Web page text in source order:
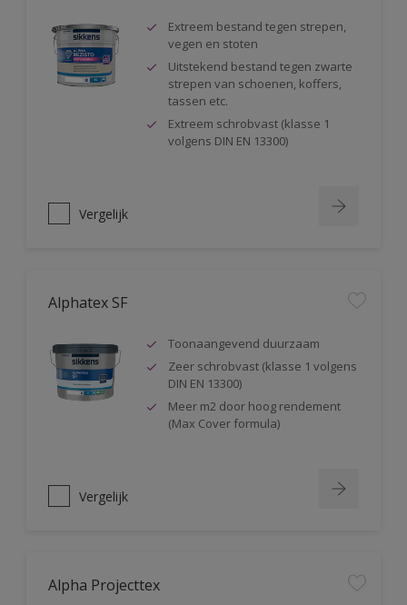
Extreem bestand tegen strepen,
vegen en stoten
Uitstekend bestand tegen zwarte
strepen van schoenen, koffers,
tassen etc.
Extreem schrobvast (klasse 1
volgens DIN EN 13300)
Vergelijk
Alphatex SF
Toonaangevend duurzaam
Zeer schrobvast (klasse 1 volgens
DIN EN 13300)
Meer m2 door hoog rendement
(Max Cover formula)
Vergelijk
Alpha Projecttex